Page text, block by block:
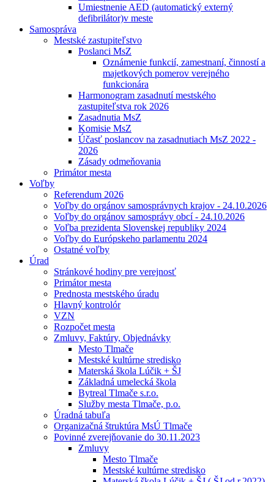
Umiestnenie AED (automatický externý
defibrilátor)v meste
Samospráva
Mestské zastupiteľstvo
Poslanci MsZ
Oznámenie funkcií, zamestnaní, činností a
majetkových pomerov verejného
funkcionára
Harmonogram zasadnutí mestského
zastupiteľstva rok 2026
Zasadnutia MsZ
Komisie MsZ
Účasť poslancov na zasadnutiach MsZ 2022 -
2026
Zásady odmeňovania
Primátor mesta
Voľby
Referendum 2026
Voľby do orgánov samosprávnych krajov - 24.10.2026
Voľby do orgánov samosprávy obcí - 24.10.2026
Voľba prezidenta Slovenskej republiky 2024
Voľby do Európskeho parlamentu 2024
Ostatné voľby
Úrad
Stránkové hodiny pre verejnosť
Primátor mesta
Prednosta mestského úradu
Hlavný kontrolór
VZN
Rozpočet mesta
Zmluvy, Faktúry, Objednávky
Mesto Tlmače
Mestské kultúrne stredisko
Materská škola Lúčik + ŠJ
Základná umelecká škola
Bytreal Tlmače s.r.o.
Služby mesta Tlmače, p.o.
Úradná tabuľa
Organizačná štruktúra MsÚ Tlmače
Povinné zverejňovanie do 30.11.2023
Zmluvy
Mesto Tlmače
Mestské kultúrne stredisko